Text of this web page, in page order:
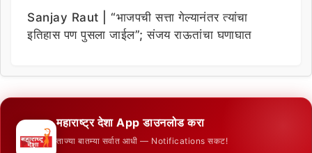
Sanjay Raut | “भाजपची सत्ता गेल्यानंतर त्यांचा
इतिहास पण पुसला जाईल”; संजय राऊतांचा घणाघात
महाराष्ट्र देशा App डाउनलोड करा
ताज्या बातम्या सर्वात आधी — Notifications सकट!